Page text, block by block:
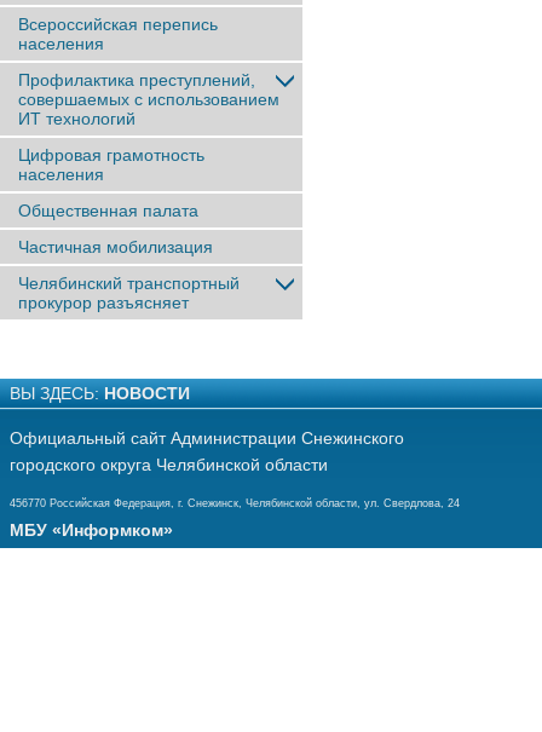
Всероссийская перепись
населения
Профилактика преступлений,
совершаемых с использованием
ИТ технологий
Цифровая грамотность
населения
Общественная палата
Частичная мобилизация
Челябинский транспортный
прокурор разъясняет
ВЫ ЗДЕСЬ: НОВОСТИ
Официальный сайт Администрации Снежинского
городского округа Челябинской области
456770 Российская Федерация, г. Снежинск, Челябинской области, ул. Свердлова, 24
МБУ «Информком»